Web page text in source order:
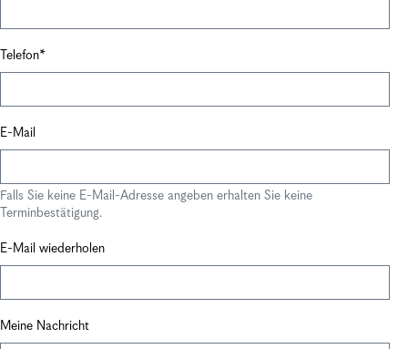
Telefon
E-Mail
Falls Sie keine E-Mail-Adresse angeben erhalten Sie keine
Terminbestätigung.
E-Mail wiederholen
Meine Nachricht